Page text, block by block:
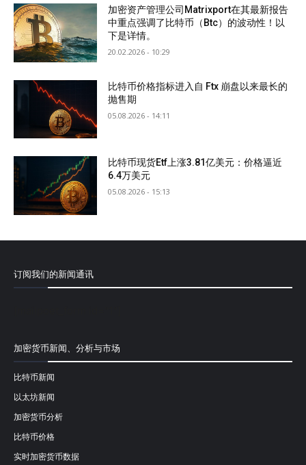
加密资产管理公司Matrixport在其最新报告
中重点强调了比特币（Btc）的波动性！以
下是详情。
20.02.2026 - 10:29
比特币价格指标进入自 Ftx 崩盘以来最长的
抛售期
05.08.2026 - 14:11
比特币现货Etf上涨3.81亿美元：价格逼近
6.4万美元
05.08.2026 - 15:13
订阅我们的新闻通讯
加密货币新闻、分析与市场
比特币新闻
以太坊新闻
加密货币分析
比特币价格
实时加密货币数据